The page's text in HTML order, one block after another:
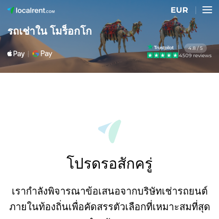
EUR
รถเช่าใน โมร็อกโก
4.8 / 5
4509 reviews
โปรดรอสักครู่
เรากำลังพิจารณาข้อเสนอจากบริษัทเช่ารถยนต์
ภายในท้องถิ่นเพื่อคัดสรรตัวเลือกที่เหมาะสมที่สุด